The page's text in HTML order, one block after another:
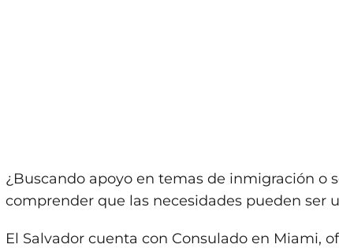
¿Buscando apoyo en temas de inmigración o
comprender que las necesidades pueden ser
El Salvador cuenta con Consulado en Miami,